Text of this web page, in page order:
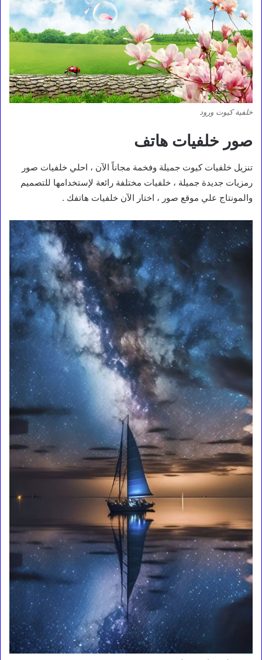
خلفية كيوت ورود
صور خلفيات هاتف
تنزيل خلفيات كيوت جميلة وفخمة مجاناً الآن ، احلي خلفيات صور
رمزيات جديدة جميلة ، خلفيات مختلفة رائعة لإستخدامها للتصميم
والمونتاج علي موقع صور ، اختار الآن خلفيات هاتفك .